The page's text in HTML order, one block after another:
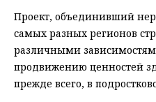
Проект, объединивший
самых разных регионов
различными
продвижению ценностей
прежде всего, в